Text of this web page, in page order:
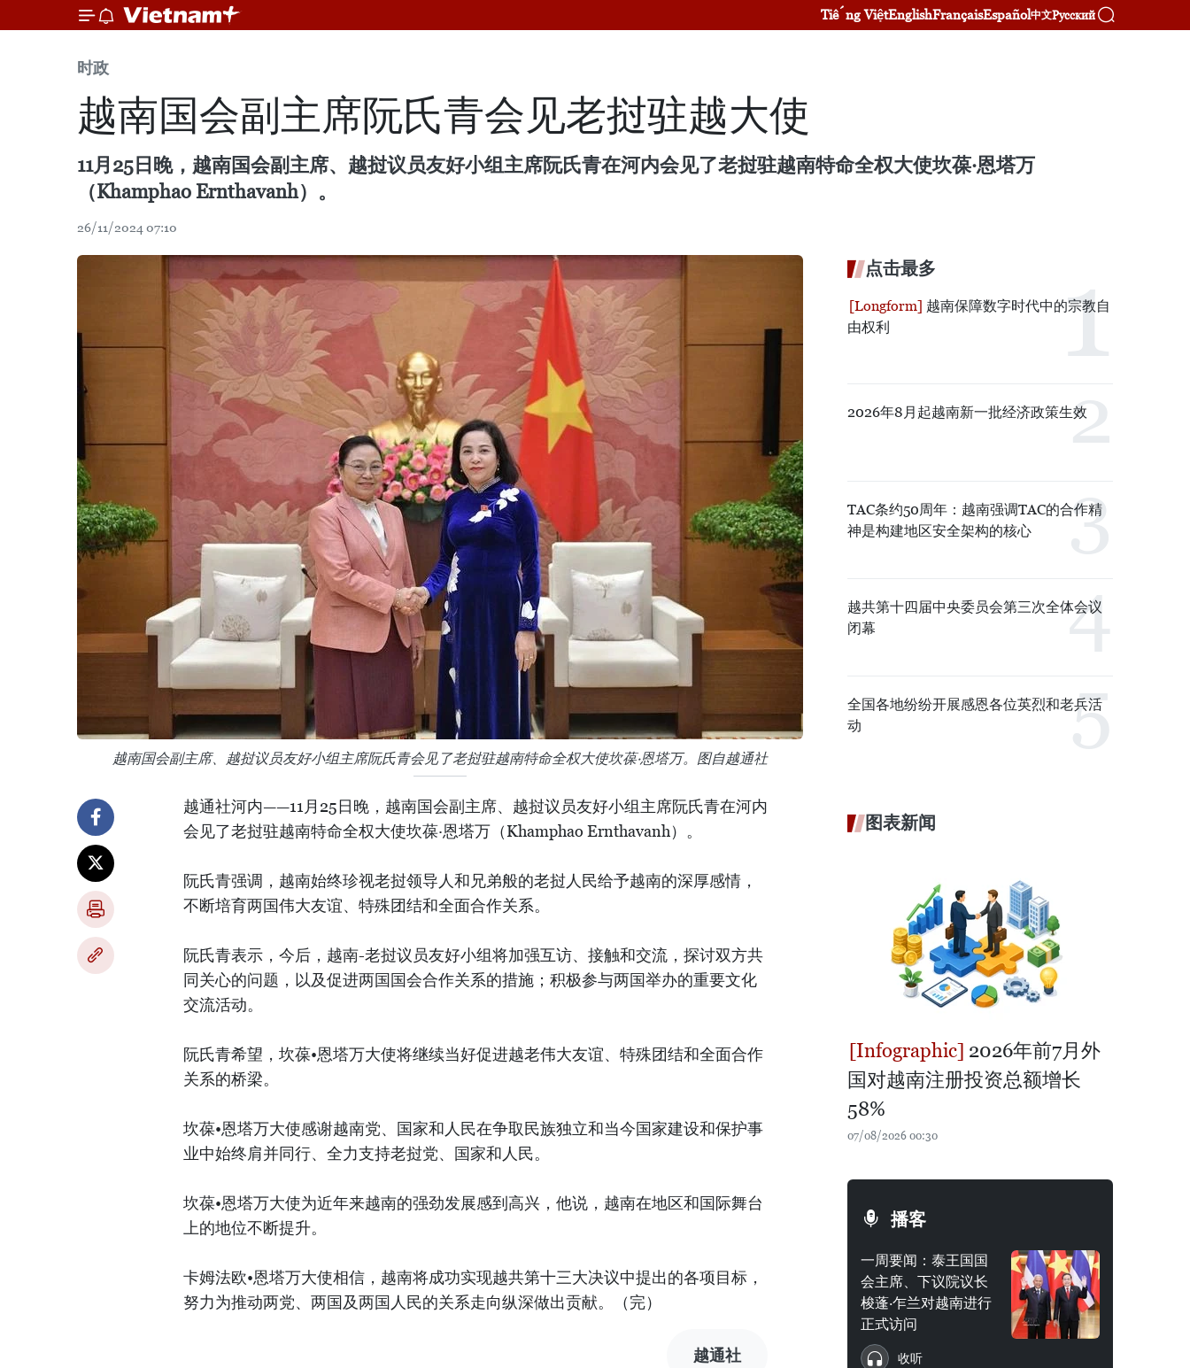
Tiếng ViệtEnglishFrançaisEspañol中文Русский
时政
越南国会副主席阮氏青会见老挝驻越大使
11月25日晚，越南国会副主席、越挝议员友好小组主席阮氏青在河内会见了老挝驻越南特命全权大使坎葆·恩塔万
（Khamphao Ernthavanh）。
26/11/2024 07:10
越南国会副主席、越挝议员友好小组主席阮氏青会见了老挝驻越南特命全权大使坎葆·恩塔万。图自越通社
越通社河内——11月25日晚，越南国会副主席、越挝议员友好小组主席阮氏青在河内
会见了老挝驻越南特命全权大使坎葆·恩塔万（Khamphao Ernthavanh）。
阮氏青强调，越南始终珍视老挝领导人和兄弟般的老挝人民给予越南的深厚感情，
不断培育两国伟大友谊、特殊团结和全面合作关系。
阮氏青表示，今后，越南-老挝议员友好小组将加强互访、接触和交流，探讨双方共
同关心的问题，以及促进两国国会合作关系的措施；积极参与两国举办的重要文化
交流活动。
阮氏青希望，坎葆•恩塔万大使将继续当好促进越老伟大友谊、特殊团结和全面合作
关系的桥梁。
坎葆•恩塔万大使感谢越南党、国家和人民在争取民族独立和当今国家建设和保护事
业中始终肩并同行、全力支持老挝党、国家和人民。
坎葆•恩塔万大使为近年来越南的强劲发展感到高兴，他说，越南在地区和国际舞台
上的地位不断提升。
卡姆法欧•恩塔万大使相信，越南将成功实现越共第十三大决议中提出的各项目标，
努力为推动两党、两国及两国人民的关系走向纵深做出贡献。（完）
越通社
点击最多
越南保障数字时代中的宗教自
由权利
2026年8月起越南新一批经济政策生效
TAC条约50周年：越南强调TAC的合作精
神是构建地区安全架构的核心
越共第十四届中央委员会第三次全体会议
闭幕
全国各地纷纷开展感恩各位英烈和老兵活
动
图表新闻
2026年前7月外
国对越南注册投资总额增长
58%
07/08/2026 00:30
播客
一周要闻：泰王国国
会主席、下议院议长
梭蓬·乍兰对越南进行
正式访问
收听